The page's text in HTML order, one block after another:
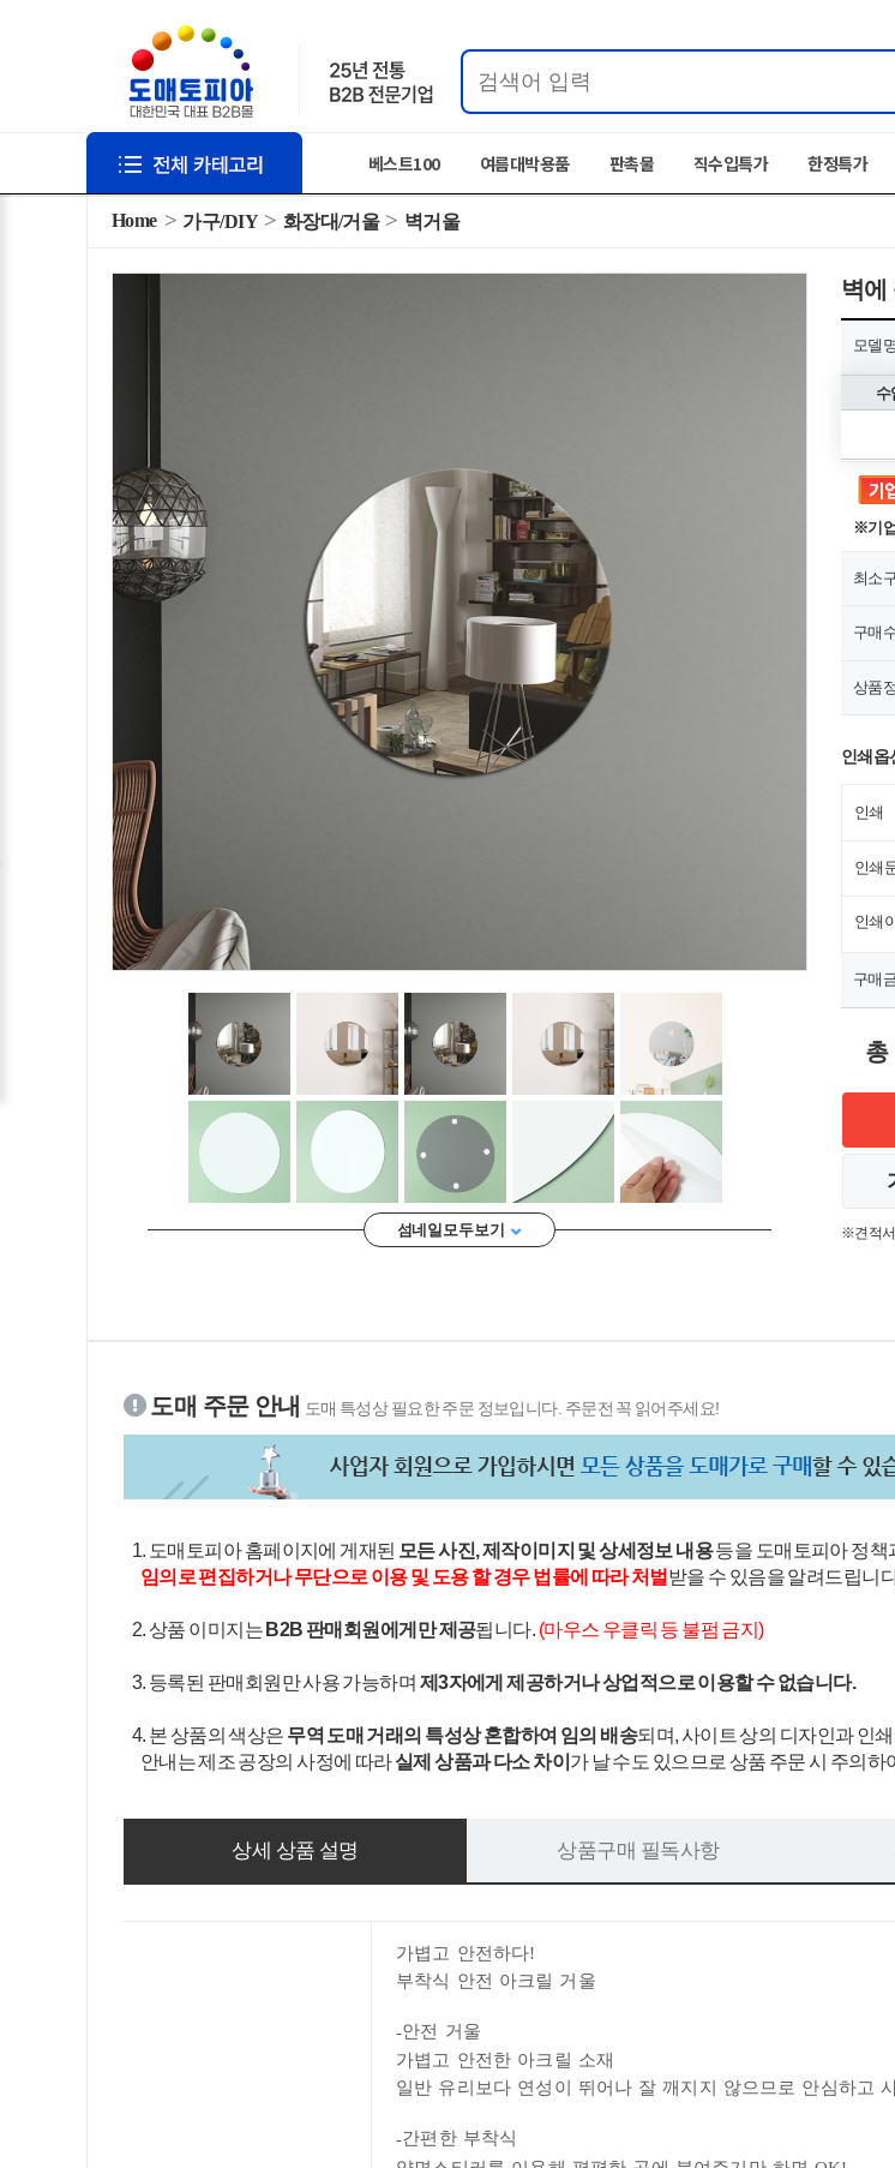
베스트100 여름대박용품 판촉물 직수입특가 한정특가
Home 가구/DIY 화장대/거울 벽거울
섬네일 모두 보기
벽에
모델명
수
※기
최소
구매
상품
인쇄옵
인쇄
인쇄
인쇄
구매
총
※견적서
도매 주문 안내 도매 특성상 필요한 주문 정보입니다. 주문전 꼭 읽어주세요!
1. 도매토피아 홈페이지에 게재된 모든 사진, 제작이미지 및 상세정보 내용등을 도매토피아 정책
임의로 편집하거나 무단으로 이용 및 도용 할 경우 법률에 따라 처벌 받을 수 있음을 알려드립니
2. 상품 이미지는 B2B 판매회원에게만 제공됩니다. (마우스 우클릭 등 불펌 금지)
3. 등록된 판매회원만 사용 가능하며 제3자에게 제공하거나 상업적으로 이용할 수 없습니다.
4. 본 상품의 색상은 무역 도매 거래의 특성상 혼합하여 임의 배송되며, 사이트 상의 디자인과 인
안내는 제조 공장의 사정에 따라실제 상품과 다소 차이 가 날 수도 있으므로 상품 주문 시 주의하
상세 상품 설명 상품구매 필독사항
가볍고 안전하다!
부착식 안전 아크릴 거울
-안전 거울
가볍고 안전한 아크릴 소재
일반 유리보다 연성이 뛰어나 잘 깨지지 않으므로 안심하고
-간편한 부착식